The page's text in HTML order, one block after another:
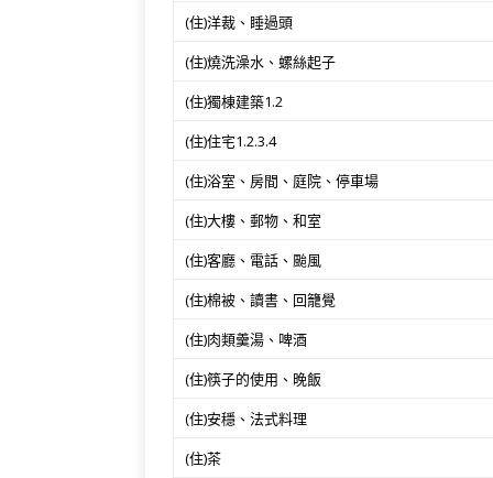
(住)洋裁、睡過頭
(住)燒洗澡水、螺絲起子
(住)獨棟建築1.2
(住)住宅1.2.3.4
(住)浴室、房間、庭院、停車場
(住)大樓、郵物、和室
(住)客廳、電話、颱風
(住)棉被、讀書、回籠覺
(住)肉類羹湯、啤酒
(住)筷子的使用、晚飯
(住)安穩、法式料理
(住)茶